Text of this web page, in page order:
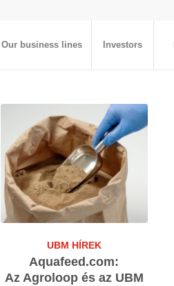
Our business lines Investors
UBM HÍREK
Aquafeed.com:
Az Agroloop és az UBM